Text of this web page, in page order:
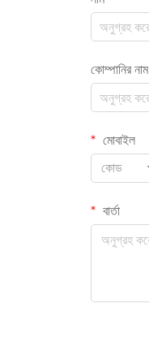
কোম্পানির নাম
মোবাইল
কোড
বার্তা